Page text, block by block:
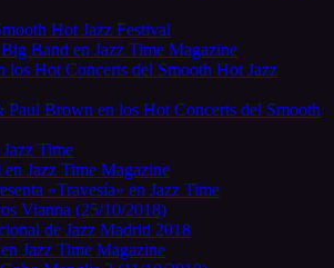
Hot Jazz Festival
Band en Jazz Time Magazine
los Hot Concerts del Smooth Hot Jazz
Brown en los Hot Concerts del Smooth
Time
Jazz Time Magazine
«Travesía» en Jazz Time
Vianna (25/10/2018)
de Jazz Madrid 2018
Jazz Time Magazine